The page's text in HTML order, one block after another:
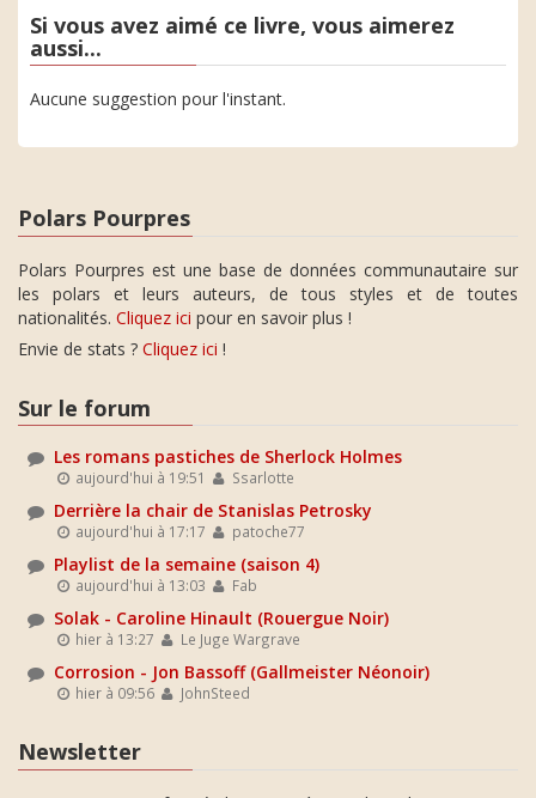
Si vous avez aimé ce livre, vous aimerez
aussi...
Aucune suggestion pour l'instant.
Polars Pourpres
Polars Pourpres est une base de données communautaire sur
les polars et leurs auteurs, de tous styles et de toutes
nationalités. Cliquez ici pour en savoir plus !
Envie de stats ? Cliquez ici !
Sur le forum
Les romans pastiches de Sherlock Holmes
aujourd'hui à 19:51 Ssarlotte
Derrière la chair de Stanislas Petrosky
aujourd'hui à 17:17 patoche77
Playlist de la semaine (saison 4)
aujourd'hui à 13:03 Fab
Solak - Caroline Hinault (Rouergue Noir)
hier à 13:27 Le Juge Wargrave
Corrosion - Jon Bassoff (Gallmeister Néonoir)
hier à 09:56 JohnSteed
Newsletter